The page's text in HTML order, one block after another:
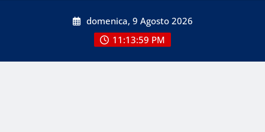
domenica, 9 Agosto 2026
11:14:00 PM